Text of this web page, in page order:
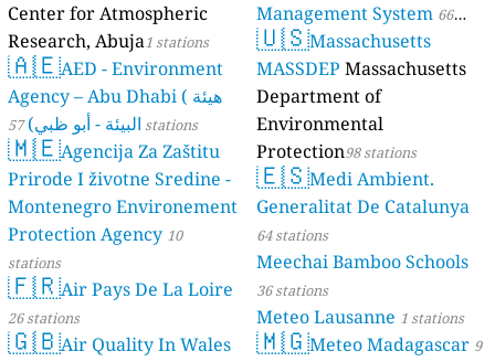
Center for Atmospheric
Research, Abuja1 stations
🇦🇪AED - Environment
Agency – Abu Dhabi ( هيئة
البيئة - أبو ظبي) 57 stations
🇲🇪Agencija Za Zaštitu
Prirode I životne Sredine -
Montenegro Environement
Protection Agency 10
stations
🇫🇷Air Pays De La Loire
26 stations
🇬🇧Air Quality In Wales
Management System 66
stations
🇺🇸Massachusetts
MASSDEP Massachusetts
Department of
Environmental
Protection98 stations
🇪🇸Medi Ambient.
Generalitat De Catalunya
64 stations
Meechai Bamboo Schools
36 stations
Meteo Lausanne 1 stations
🇲🇬Meteo Madagascar 9